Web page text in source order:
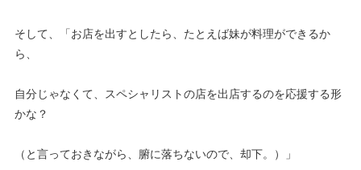
そして、「お店を出すとしたら、たとえば妹が料理ができるか
ら、
自分じゃなくて、スペシャリストの店を出店するのを応援する形
かな？
（と言っておきながら、腑に落ちないので、却下。）」